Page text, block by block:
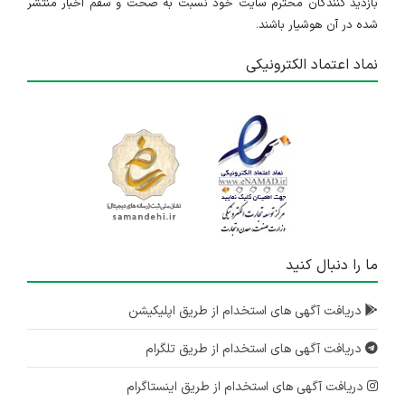
بازدید کنندگان محترم سایت خود نسبت به صحت و سقم اخبار منتشر
شده در آن هوشیار باشند.
نماد اعتماد الکترونیکی
ما را دنبال کنید
دریافت آگهی های استخدام از طریق اپلیکیشن
دریافت آگهی های استخدام از طریق تلگرام
دریافت آگهی های استخدام از طریق اینستاگرام